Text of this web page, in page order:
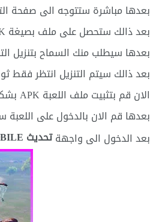
بعدها مباشرة ستتوجه الى صفحة
بعد ذالك ستحصل على ملف بصيغة APK قم بالحفظ الان من خلال الهاتف.
بعدها سيطلب منك السماح بتنزيل
بعد ذالك سيتم التنزيل انتظر فقط
الان قم بتثبيت ملف اللعبة APK بشكل طبيعي مثل اي تطبيق.
بعدها قم الان بالدخول على
بعد الدخول الى واجهةتحديث PUBG MOBILE